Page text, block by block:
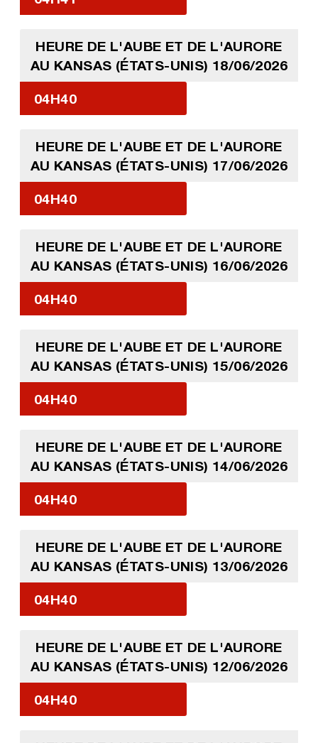
HEURE DE L'AUBE ET DE L'AURORE
AU KANSAS (ÉTATS-UNIS) 18/06/2026
04H40
HEURE DE L'AUBE ET DE L'AURORE
AU KANSAS (ÉTATS-UNIS) 17/06/2026
04H40
HEURE DE L'AUBE ET DE L'AURORE
AU KANSAS (ÉTATS-UNIS) 16/06/2026
04H40
HEURE DE L'AUBE ET DE L'AURORE
AU KANSAS (ÉTATS-UNIS) 15/06/2026
04H40
HEURE DE L'AUBE ET DE L'AURORE
AU KANSAS (ÉTATS-UNIS) 14/06/2026
04H40
HEURE DE L'AUBE ET DE L'AURORE
AU KANSAS (ÉTATS-UNIS) 13/06/2026
04H40
HEURE DE L'AUBE ET DE L'AURORE
AU KANSAS (ÉTATS-UNIS) 12/06/2026
04H40